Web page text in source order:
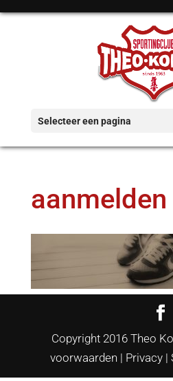
Selecteer een pagina
aanmelden
Copyright 2016 Theo
voorwaarden | Privacy|